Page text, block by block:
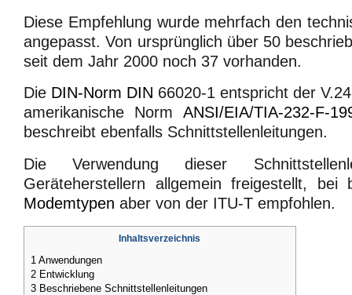
Diese Empfehlung wurde mehrfach den
angepasst. Von ursprünglich über 50
seit dem Jahr 2000 noch 37 vorhanden.
Die DIN-Norm DIN 66020-1 entspricht der
amerikanische Norm ANSI/EIA/TIA-232-F-
beschreibt ebenfalls Schnittstellenleitungen.
Die Verwendung dieser
Geräteherstellern allgemein freigestellt, bei
Modemtypen aber von der ITU-T empfohlen.
Inhaltsverzeichnis
1 Anwendungen
2 Entwicklung
3 Beschriebene Schnittstellenleitungen